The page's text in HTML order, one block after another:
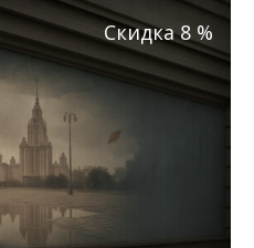
Скидка 8 %